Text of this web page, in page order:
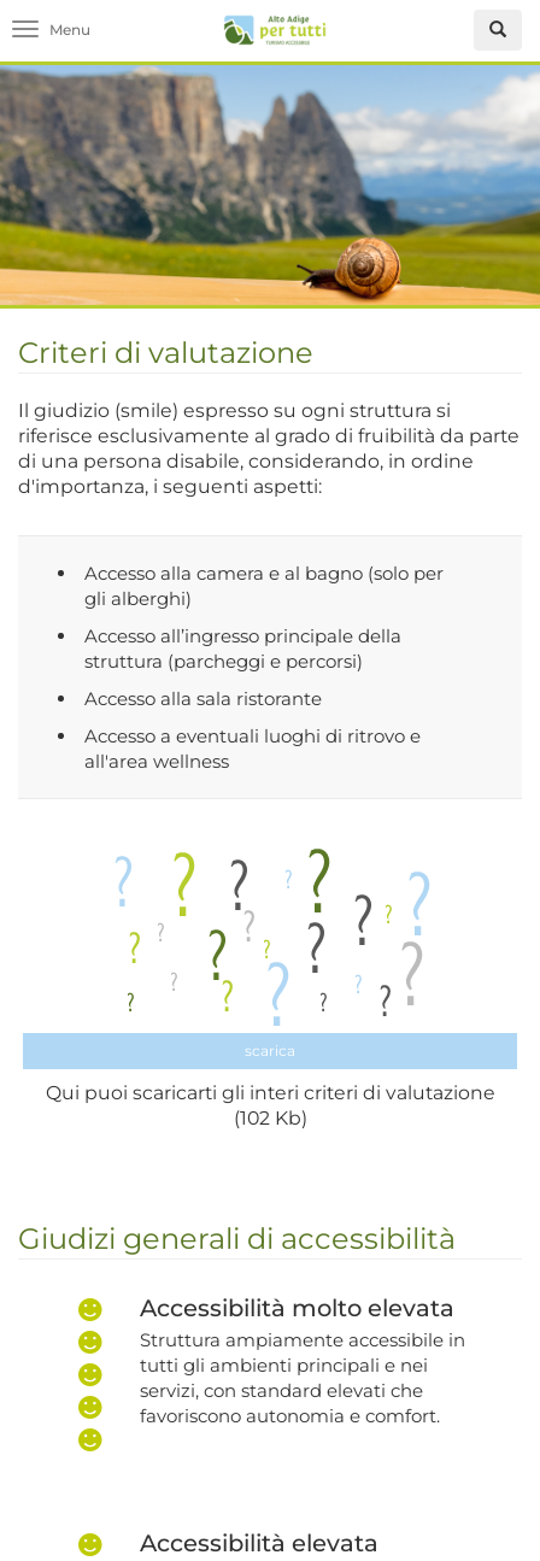
Toggle
navigation
Criteri di valutazione
Il giudizio (smile) espresso su ogni struttura si
riferisce esclusivamente al grado di fruibilità da parte
di una persona disabile, considerando, in ordine
d'importanza, i seguenti aspetti:
Accesso alla camera e al bagno (solo per
gli alberghi)
Accesso all’ingresso principale della
struttura (parcheggi e percorsi)
Accesso alla sala ristorante
Accesso a eventuali luoghi di ritrovo e
all'area wellness
scarica
Qui puoi scaricarti gli interi criteri di valutazione
(102 Kb)
Giudizi generali di accessibilità
Accessibilità molto elevata
Struttura ampiamente accessibile in
tutti gli ambienti principali e nei
servizi, con standard elevati che
favoriscono autonomia e comfort.
Accessibilità elevata